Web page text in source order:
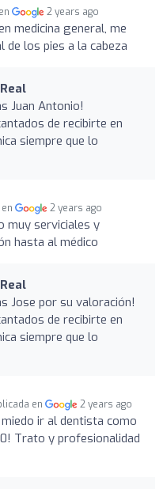
2 years ago
medicina general, me
de los pies a la cabeza
Juan Antonio!
de recibirte en
siempre que lo
2 years ago
muy serviciales y
hasta al médico
Jose por su valoración!
de recibirte en
siempre que lo
en 2 years ago
ir al dentista como
Trato y profesionalidad